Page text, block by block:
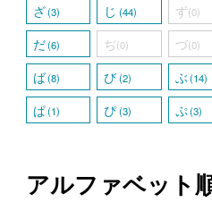
ざ(3) じ (44) ず(0)
だ(6) ぢ(0) づ(0)
ば(8) び(2) ぶ (14)
ぱ(1) ぴ(3) ぷ(3)
アルファベット